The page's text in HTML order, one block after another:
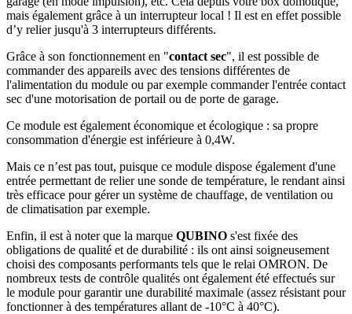
mais également grâce à un interrupteur local ! Il est en effet possible
d’y relier jusqu'à 3 interrupteurs différents.
Grâce à son fonctionnement en "contact sec", il est possible de
commander des appareils avec des tensions différentes de
l'alimentation du module ou par exemple commander l'entrée contact
sec d'une motorisation de portail ou de porte de garage.
Ce module est également économique et écologique : sa propre
consommation d'énergie est inférieure à 0,4W.
Mais ce n’est pas tout, puisque ce module dispose également d'une
entrée permettant de relier une sonde de température, le rendant ainsi
très efficace pour gérer un système de chauffage, de ventilation ou
de climatisation par exemple.
Enfin, il est à noter que la marque QUBINO s'est fixée des
obligations de qualité et de durabilité : ils ont ainsi soigneusement
choisi des composants performants tels que le relai OMRON. De
nombreux tests de contrôle qualités ont également été effectués sur
le module pour garantir une durabilité maximale (assez résistant pour
fonctionner à des températures allant de -10°C à 40°C).